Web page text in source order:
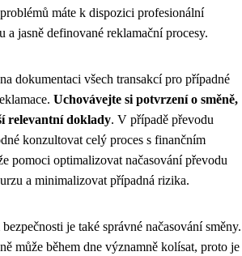
máte k dispozici profesionální
a jasně definované reklamační procesy.
dokumentaci všech transakcí pro případné
Uchovávejte si potvrzení o směně,
relevantní doklady. V případě převodu
konzultovat celý proces s finančním
pomoci optimalizovat načasování převodu
a minimalizovat případná rizika.
je také správné načasování směny.
může během dne významně kolísat, proto je